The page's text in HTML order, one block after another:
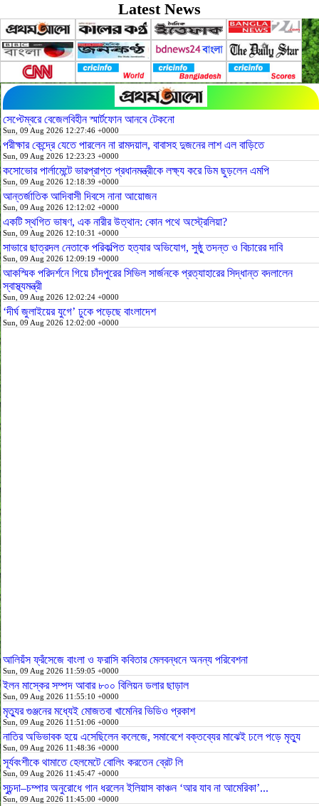
Latest News
সেপ্টেম্বরে বেজেলবিহীন স্মার্টফোন আনবে টেকনো
Sun, 09 Aug 2026 12:27:46 +0000
পরীক্ষার কেন্দ্রে যেতে পারলেন না রামদয়াল, বাবাসহ দুজনের লাশ এল বাড়িতে
Sun, 09 Aug 2026 12:23:23 +0000
কসোভোর পার্লামেন্টে ভারপ্রাপ্ত প্রধানমন্ত্রীকে লক্ষ্য করে ডিম ছুড়লেন এমপি
Sun, 09 Aug 2026 12:18:39 +0000
আন্তর্জাতিক আদিবাসী দিবসে নানা আয়োজন
Sun, 09 Aug 2026 12:12:02 +0000
একটি স্থগিত ভাষণ, এক নারীর উত্থান: কোন পথে অস্ট্রেলিয়া?
Sun, 09 Aug 2026 12:10:31 +0000
সাভারে ছাত্রদল নেতাকে পরিকল্পিত হত্যার অভিযোগ, সুষ্ঠু তদন্ত ও বিচারের দাবি
Sun, 09 Aug 2026 12:09:19 +0000
আকস্মিক পরিদর্শনে গিয়ে চাঁদপুরের সিভিল সার্জনকে প্রত্যাহারের সিদ্ধান্ত বদলালেন
স্বাস্থ্যমন্ত্রী
Sun, 09 Aug 2026 12:02:24 +0000
‘দীর্ঘ জুলাইয়ের যুগে’ ঢুকে পড়েছে বাংলাদেশ
Sun, 09 Aug 2026 12:02:00 +0000
আলিয়ঁস ফ্রঁসেজে বাংলা ও ফরাসি কবিতার মেলবন্ধনে অনন্য পরিবেশনা
Sun, 09 Aug 2026 11:59:05 +0000
ইলন মাস্কের সম্পদ আবার ৮০০ বিলিয়ন ডলার ছাড়াল
Sun, 09 Aug 2026 11:55:10 +0000
মৃত্যুর গুঞ্জনের মধ্যেই মোজতবা খামেনির ভিডিও প্রকাশ
Sun, 09 Aug 2026 11:51:06 +0000
নাতির অভিভাবক হয়ে এসেছিলেন কলেজে, সমাবেশে বক্তব্যের মাঝেই ঢলে পড়ে মৃত্যু
Sun, 09 Aug 2026 11:48:36 +0000
সূর্যবংশীকে থামাতে হেলমেটে বোলিং করতেন ব্রেট লি
Sun, 09 Aug 2026 11:45:47 +0000
সুচন্দা–চম্পার অনুরোধে গান ধরলেন ইলিয়াস কাঞ্চন ‘আর যাব না আমেরিকা’...
Sun, 09 Aug 2026 11:45:00 +0000